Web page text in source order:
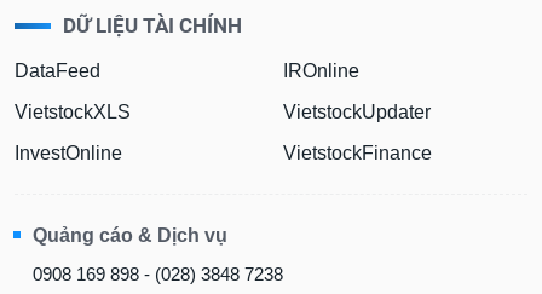
DỮ LIỆU TÀI CHÍNH
DataFeed
VietstockXLS
InvestOnline
IROnline
VietstockUpdater
VietstockFinance
Quảng cáo & Dịch vụ
0908 169 898 - (028) 3848 7238